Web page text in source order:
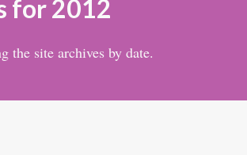
for 2012
the site archives by date.